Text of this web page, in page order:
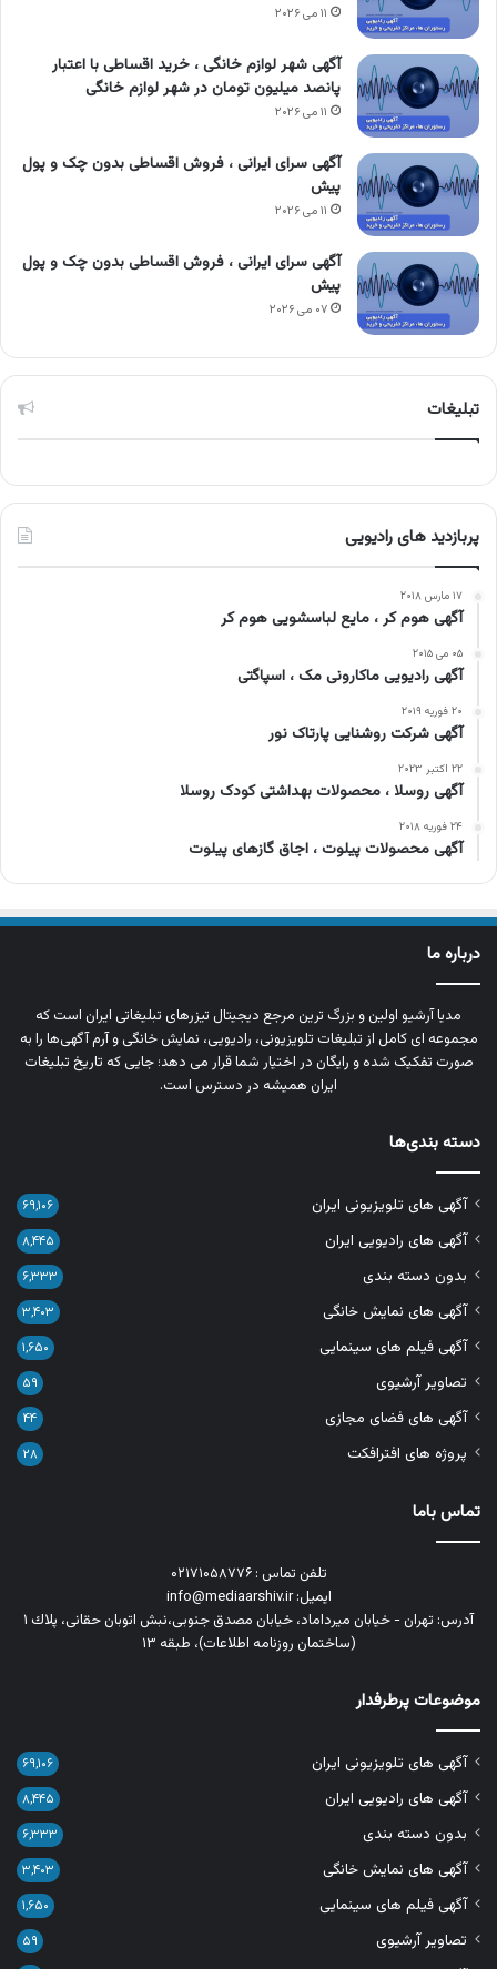
۱۱ می ۲۰۲۶
آگهی شهر لوازم خانگی ، خرید اقساطی با اعتبار
پانصد میلیون تومان در شهر لوازم خانگی
۱۱ می ۲۰۲۶
آگهی سرای ایرانی ، فروش اقساطی بدون چک و پول
پیش
۱۱ می ۲۰۲۶
آگهی سرای ایرانی ، فروش اقساطی بدون چک و پول
پیش
۰۷ می ۲۰۲۶
تبلیغات
پربازدید های رادیویی
۱۷ مارس ۲۰۱۸
آگهی هوم کر ، مایع لباسشویی هوم کر
۰۵ می ۲۰۱۵
آگهی رادیویی ماکارونی مک ، اسپاگتی
۲۰ فوریه ۲۰۱۹
آگهی شرکت روشنایی پارتاک نور
۲۲ اکتبر ۲۰۲۳
آگهی روسلا ، محصولات بهداشتی کودک روسلا
۲۴ فوریه ۲۰۱۸
آگهی محصولات پیلوت ، اجاق گازهای پیلوت
درباره ما
مدیا آرشیو اولین و بزرگ‌ ترین مرجع دیجیتال تیزرهای تبلیغاتی ایران است که
مجموعه‌ ای کامل از تبلیغات تلویزیونی، رادیویی، نمایش خانگی و آرم‌ آگهی‌ها را به‌
صورت تفکیک‌ شده و رایگان در اختیار شما قرار می‌ دهد؛ جایی که تاریخ تبلیغات
ایران همیشه در دسترس است.
دسته بندی‌ها
آگهی های تلویزیونی ایران ۶۹,۱۰۶
آگهی های رادیویی ایران ۸,۴۴۵
بدون دسته بندی ۶,۳۳۳
آگهی های نمایش خانگی ۳,۴۰۳
آگهی فیلم های سینمایی ۱,۶۵۰
تصاویر آرشیوی ۵۹
آگهی های فضای مجازی ۴۴
پروژه های افترافکت ۲۸
تماس باما
تلفن تماس : ۰۲۱۷۱۰۵۸۷۷۶
ایمیل: info@mediaarshiv.ir
آدرس: تهران - خیابان میرداماد، خیابان مصدق جنوبی،نبش اتوبان حقانی، پلاك ١
(ساختمان روزنامه اطلاعات)، طبقه ۱۳
موضوعات پرطرفدار
آگهی های تلویزیونی ایران ۶۹,۱۰۶
آگهی های رادیویی ایران ۸,۴۴۵
بدون دسته بندی ۶,۳۳۳
آگهی های نمایش خانگی ۳,۴۰۳
آگهی فیلم های سینمایی ۱,۶۵۰
تصاویر آرشیوی ۵۹